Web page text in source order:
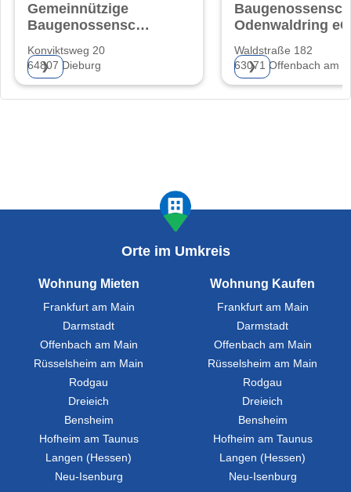
Gemeinnützige
Baugenossenschaft
Konviktsweg 20
64807 Dieburg
❯
Odenwaldring eG
Waldstraße 182
63071 Offenbach am
❯
Orte im Umkreis
Wohnung Mieten
Frankfurt am Main
Darmstadt
Offenbach am Main
Rüsselsheim am Main
Rodgau
Dreieich
Bensheim
Hofheim am Taunus
Langen (Hessen)
Neu-Isenburg
Wohnung Kaufen
Frankfurt am Main
Darmstadt
Offenbach am Main
Rüsselsheim am Main
Rodgau
Dreieich
Bensheim
Hofheim am Taunus
Langen (Hessen)
Neu-Isenburg